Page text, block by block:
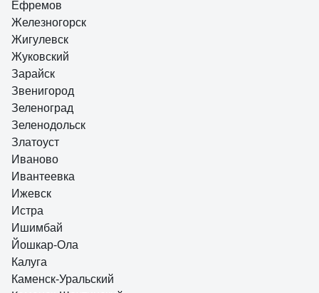
Ефремов
Железногорск
Жигулевск
Жуковский
Зарайск
Звенигород
Зеленоград
Зеленодольск
Златоуст
Иваново
Ивантеевка
Ижевск
Истра
Ишимбай
Йошкар-Ола
Калуга
Каменск-Уральский